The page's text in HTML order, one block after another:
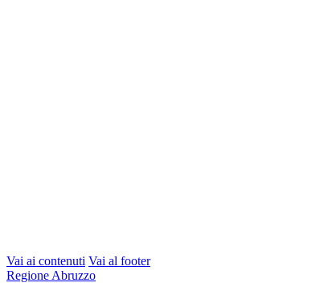
Vai ai contenuti Vai al footer
Regione Abruzzo